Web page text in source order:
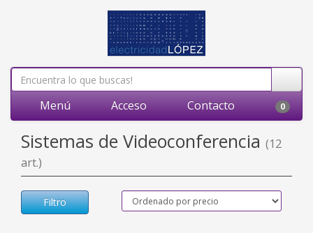
Menú Acceso Contacto 0
Sistemas de Videoconferencia (12
art.)
Filtro